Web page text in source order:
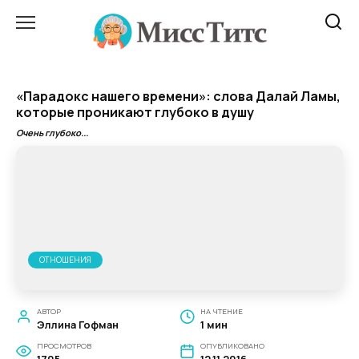
«Парадокс нашего времени»: слова Далай Ламы,
которые проникают глубоко в душу
Очень глубоко...
ОТНОШЕНИЯ
АВТОР
Эллина Гофман
НА ЧТЕНИЕ
1 мин
ПРОСМОТРОВ ОПУБЛИКОВАНО